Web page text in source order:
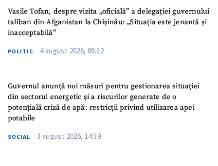
Vasile Tofan, despre vizita „oficială” a delegației guvernului
taliban din Afganistan la Chișinău: „Situația este jenantă și
inacceptabilă”
POLITIC 4 august 2026, 09:52
Guvernul anunță noi măsuri pentru gestionarea situației
din sectorul energetic și a riscurilor generate de o
potențială criză de apă: restricții privind utilizarea apei
potabile
SOCIAL 3 august 2026, 14:39